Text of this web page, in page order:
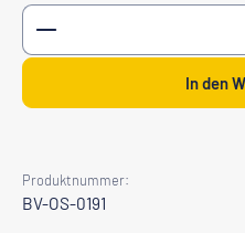
Produkt Anzahl: Gib den
In den
Produktnummer:
BV-OS-0191